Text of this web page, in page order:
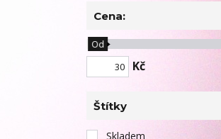
Cena:
Kč
Od
Štítky
Skladem